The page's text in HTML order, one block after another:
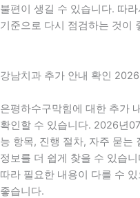
불편이 생길 수 있습니다. 따
기준으로 다시 점검하는 것이
강남치과 추가 안내 확인
은평하수구막힘에 대한 추가
확인할 수 있습니다. 2026년
능 항목, 진행 절차, 자주 묻는
정보를 더 쉽게 찾을 수 있습
따라 필요한 내용이 다를 수
좋습니다.